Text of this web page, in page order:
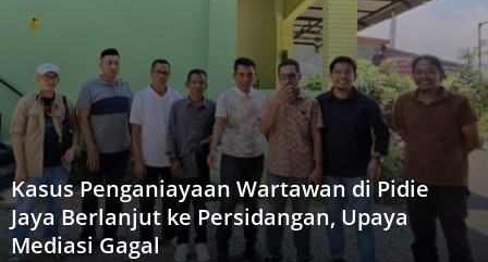
Kasus Penganiayaan Wartawan di Pidie
Jaya Berlanjut ke Persidangan, Upaya
Mediasi Gagal